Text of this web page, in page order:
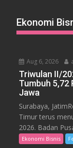
Ekonomi
Aug 6, 2026
Triwulan II/
Tumbuh 5,72
Jawa
Surabaya,
Timur terus
2026. Badan
Ekonomi Bisnis